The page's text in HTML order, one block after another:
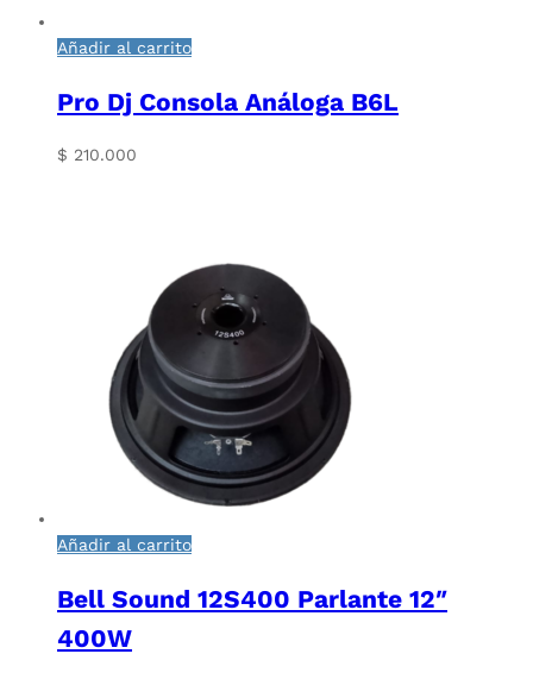
Añadir al carrito
Pro Dj Consola Análoga B6L
$ 210.000
Añadir al carrito
Bell Sound 12S400 Parlante 12″
400W